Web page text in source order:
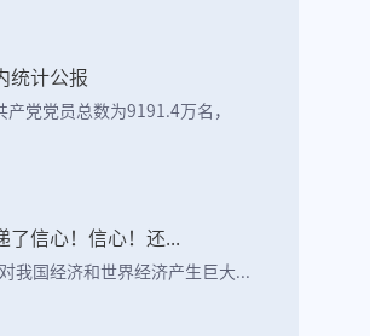
统计公报
党党员总数为9191.4万名，
信心！信心！还...
我国经济和世界经济产生巨大...